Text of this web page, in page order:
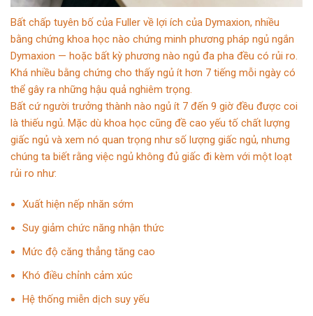
Bất chấp tuyên bố của Fuller về lợi ích của Dymaxion, nhiều
bằng chứng khoa học nào chứng minh phương pháp ngủ ngắn
Dymaxion — hoặc bất kỳ phương nào ngủ đa pha đều có rủi ro.
Khá nhiều bằng chứng cho thấy ngủ ít hơn 7 tiếng mỗi ngày có
thể gây ra những hậu quả nghiêm trọng.
Bất cứ người trưởng thành nào ngủ ít 7 đến 9 giờ đều được coi
là thiếu ngủ. Mặc dù khoa học cũng đề cao yếu tố chất lượng
giấc ngủ và xem nó quan trọng như số lượng giấc ngủ, nhưng
chúng ta biết rằng việc ngủ không đủ giấc đi kèm với một loạt
rủi ro như:
Xuất hiện nếp nhăn sớm
Suy giảm chức năng nhận thức
Mức độ căng thẳng tăng cao
Khó điều chỉnh cảm xúc
Hệ thống miễn dịch suy yếu